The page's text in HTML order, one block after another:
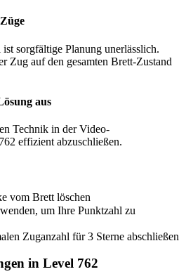
sorgfältige Planung unerlässlich.
Zug auf den gesamten Brett-Zustand
aus
Technik in der Video-
effizient abzuschließen.
vom Brett löschen
um Ihre Punktzahl zu
Zuganzahl für 3 Sterne abschließen
in Level 762